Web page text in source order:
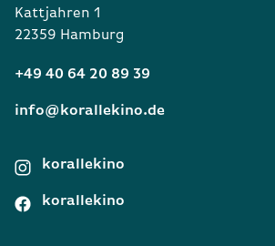
Kattjahren 1
22359 Hamburg
+49 40 64 20 89 39
info@korallekino.de
korallekino
korallekino